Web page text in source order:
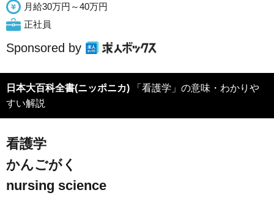
月給30万円～40万円
正社員
Sponsored by
日本大百科全書(ニッポニカ) 「看護学」の意味・わかりや
すい解説
看護学
かんごがく
nursing science